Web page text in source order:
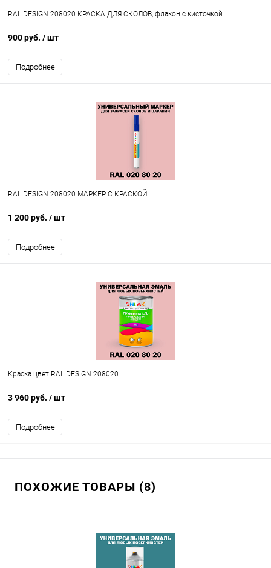
RAL DESIGN 208020 КРАСКА ДЛЯ СКОЛОВ, флакон с кисточкой
900 руб. / шт
Подробнее
RAL DESIGN 208020 МАРКЕР С КРАСКОЙ
1 200 руб. / шт
Подробнее
Краска цвет RAL DESIGN 208020
3 960 руб. / шт
Подробнее
ПОХОЖИЕ ТОВАРЫ (8)